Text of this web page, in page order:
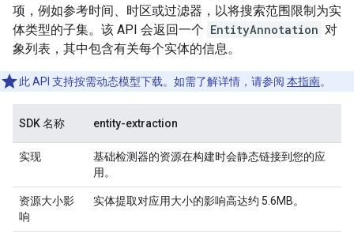
项，例如参考时间、时区或过滤器，以将搜索范围限制为实
体类型的子集。该 API 会返回一个 EntityAnnotation 对
象列表，其中包含有关每个实体的信息。
此 API 支持按需动态模型下载。如需了解详情，请参阅 本指南。
SDK 名称 entity-extraction
实现
基础检测器的资源在构建时会静态链接到您的应
用。
资源大小影
响
实体提取对应用大小的影响高达约 5.6MB。